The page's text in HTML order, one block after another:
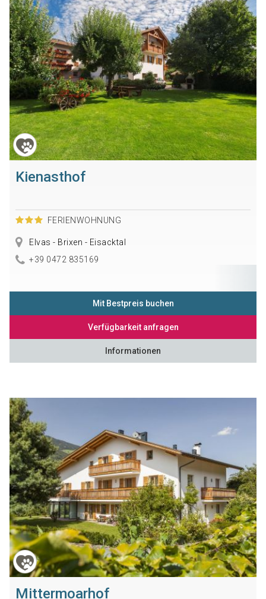
Kienasthof
FERIENWOHNUNG
Elvas - Brixen - Eisacktal
+39 0472 835169
Mit Bestpreis buchen
Verfügbarkeit anfragen
Informationen
Mittermoarhof